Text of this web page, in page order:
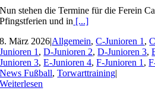
Nun stehen die Termine für die Ferein
Pfingstferien und in [...]
8. März 2026|Allgemein,C-Junioren 1 ,
Junioren 1 ,D-Junioren 2,D-Junioren 3,
Junioren 3,E-Junioren 4,F-Junioren 1 ,
News Fußball,Torwarttraining|
Weiterlesen